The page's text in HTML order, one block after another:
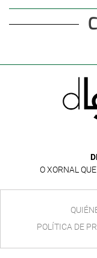
O XORNAL
POLÍTICA DE